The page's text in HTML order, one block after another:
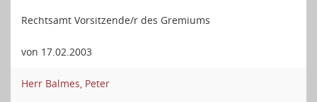
Rechtsamt Vorsitzende/r des Gremiums
von 17.02.2003
Herr Balmes, Peter